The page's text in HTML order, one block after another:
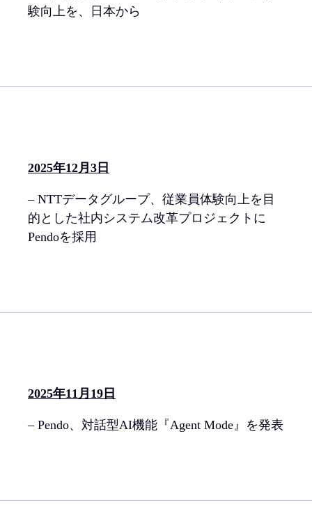
験向上を、日本から
2025年12月3日
– NTTデータグループ、従業員体験向上を目
的とした社内システム改革プロジェクトに
Pendoを採用
2025年11月19日
– Pendo、対話型AI機能『Agent Mode』を発表